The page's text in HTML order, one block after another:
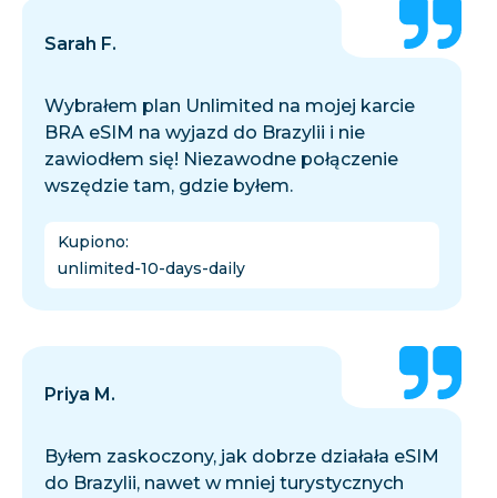
Sarah F.
Wybrałem plan Unlimited na mojej karcie
BRA eSIM na wyjazd do Brazylii i nie
zawiodłem się! Niezawodne połączenie
wszędzie tam, gdzie byłem.
Kupiono:
unlimited-10-days-daily
Priya M.
Byłem zaskoczony, jak dobrze działała eSIM
do Brazylii, nawet w mniej turystycznych